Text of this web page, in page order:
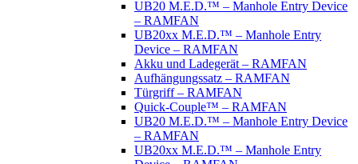
UB20 M.E.D.™ – Manhole Entry Device
– RAMFAN
UB20xx M.E.D.™ – Manhole Entry
Device – RAMFAN
Akku und Ladegerät – RAMFAN
Aufhängungssatz – RAMFAN
Türgriff – RAMFAN
Quick-Couple™ – RAMFAN
UB20 M.E.D.™ – Manhole Entry Device
– RAMFAN
UB20xx M.E.D.™ – Manhole Entry